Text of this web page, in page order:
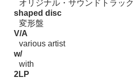
オリジナル・サウンドトラック
shaped disc
変形盤
V/A
various artist
w/
with
2LP